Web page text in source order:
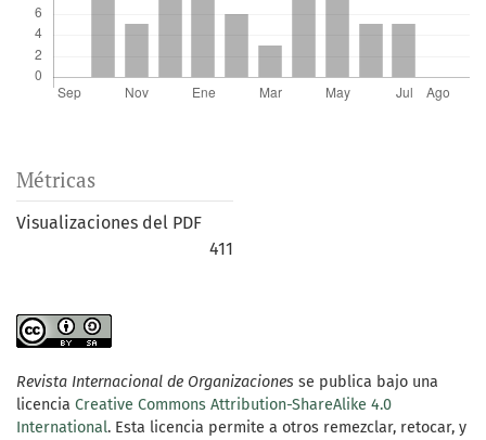
Métricas
Visualizaciones del PDF
411
Revista Internacional de Organizaciones se publica bajo una
licencia Creative Commons Attribution-ShareAlike 4.0
International. Esta licencia permite a otros remezclar, retocar, y